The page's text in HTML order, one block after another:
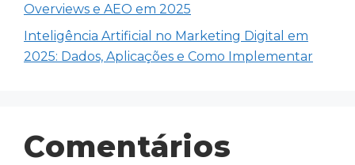
Overviews e AEO em 2025
Inteligência Artificial no Marketing Digital em
2025: Dados, Aplicações e Como Implementar
Comentários